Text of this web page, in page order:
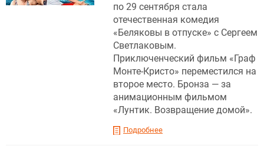
по 29 сентября стала
отечественная комедия
«Беляковы в отпуске» с Сергеем
Светлаковым.
Приключенческий фильм «Граф
Монте-Кристо» переместился на
второе место. Бронза — за
анимационным фильмом
«Лунтик. Возвращение домой».
Подробнее